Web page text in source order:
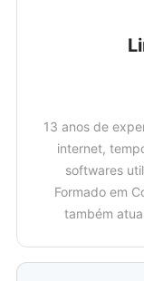
13 anos de
internet,
softwares
Formado em
também